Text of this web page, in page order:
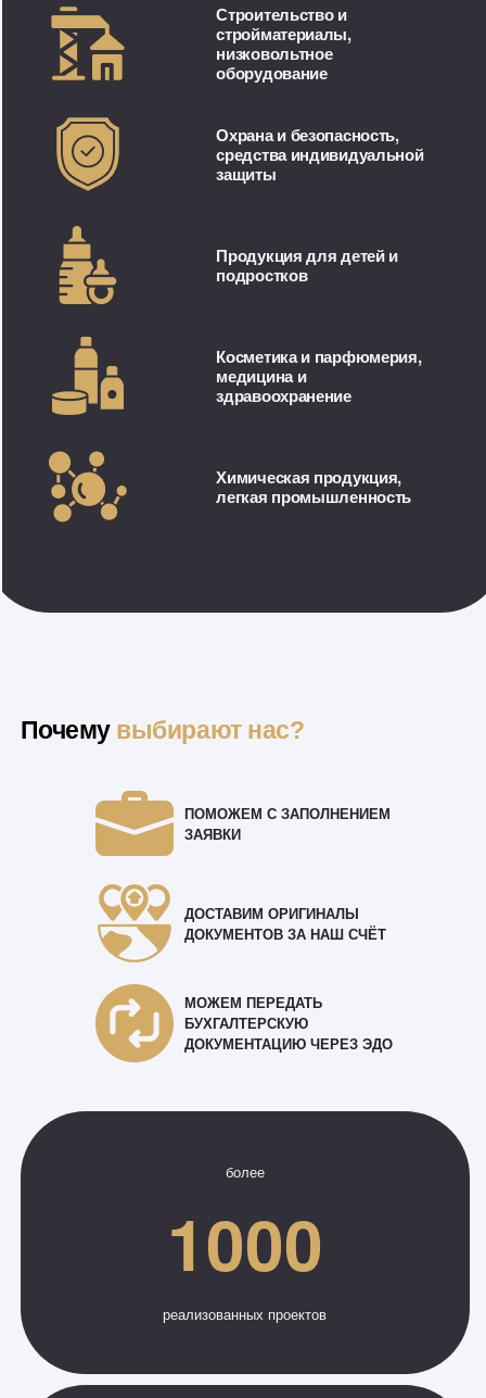
Строительство и
стройматериалы,
низковольтное
оборудование
Охрана и безопасность,
средства индивидуальной
защиты
Продукция для детей и
подростков
Косметика и парфюмерия,
медицина и
здравоохранение
Химическая продукция,
легкая промышленность
Почему выбирают нас?
ПОМОЖЕМ С ЗАПОЛНЕНИЕМ
ЗАЯВКИ
ДОСТАВИМ ОРИГИНАЛЫ
ДОКУМЕНТОВ ЗА НАШ СЧЁТ
МОЖЕМ ПЕРЕДАТЬ
БУХГАЛТЕРСКУЮ
ДОКУМЕНТАЦИЮ ЧЕРЕЗ ЭДО
более
1000
реализованных проектов